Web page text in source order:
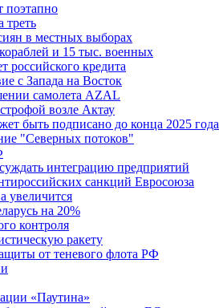
поэтапно
треть
в местных выборах
и 15 тыс. военных
российского кредита
с Запада на Восток
самолета AZAL
возле Актау
быть подписано до конца 2025 года
"Северных потоков"
интеграцию предприятий
санкций Евросоюза
увеличится
на 20%
контроля
ракету
от теневого флота РФ
«Паутина»